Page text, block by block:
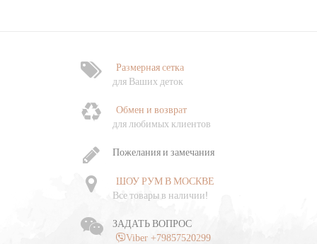
Размерная сетка
для Ваших деток
Обмен и возврат
для любимых клиентов
Пожелания и замечания
ШОУ РУМ В МОСКВЕ
Все товары в наличии!
ЗАДАТЬ ВОПРОС
Viber +79857520299